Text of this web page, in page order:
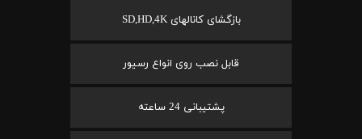
بازگشای کانالهای SD,HD,4K
قابل نصب روی انواع رسیور
پشتیبانی 24 ساعته